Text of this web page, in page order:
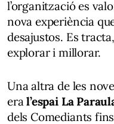
l’organització es
nova experiència
desajustos. Es
explorar i millorar.
Una altra de les
era l’espai La
dels Comediants